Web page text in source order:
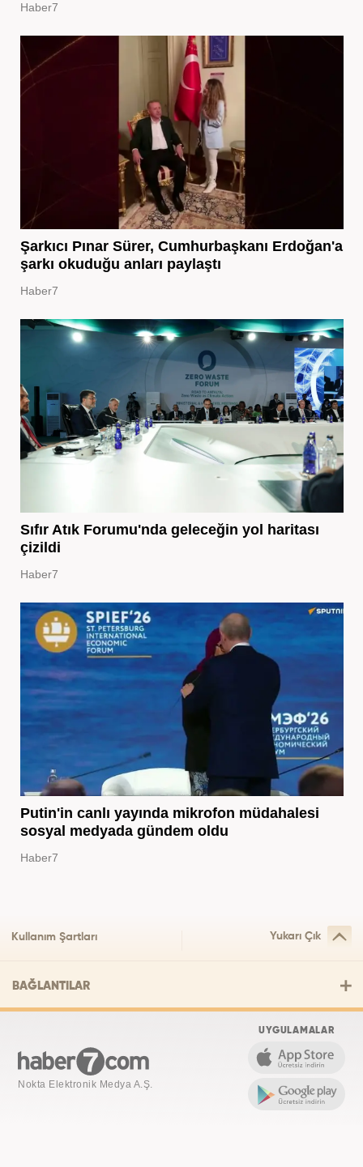
Haber7
Şarkıcı Pınar Sürer, Cumhurbaşkanı Erdoğan'a
şarkı okuduğu anları paylaştı
Haber7
Sıfır Atık Forumu'nda geleceğin yol haritası
çizildi
Haber7
Putin'in canlı yayında mikrofon müdahalesi
sosyal medyada gündem oldu
Haber7
Kullanım Şartları Yukarı Çık
BAĞLANTILAR
Nokta Elektronik Medya A.Ş.
UYGULAMALAR